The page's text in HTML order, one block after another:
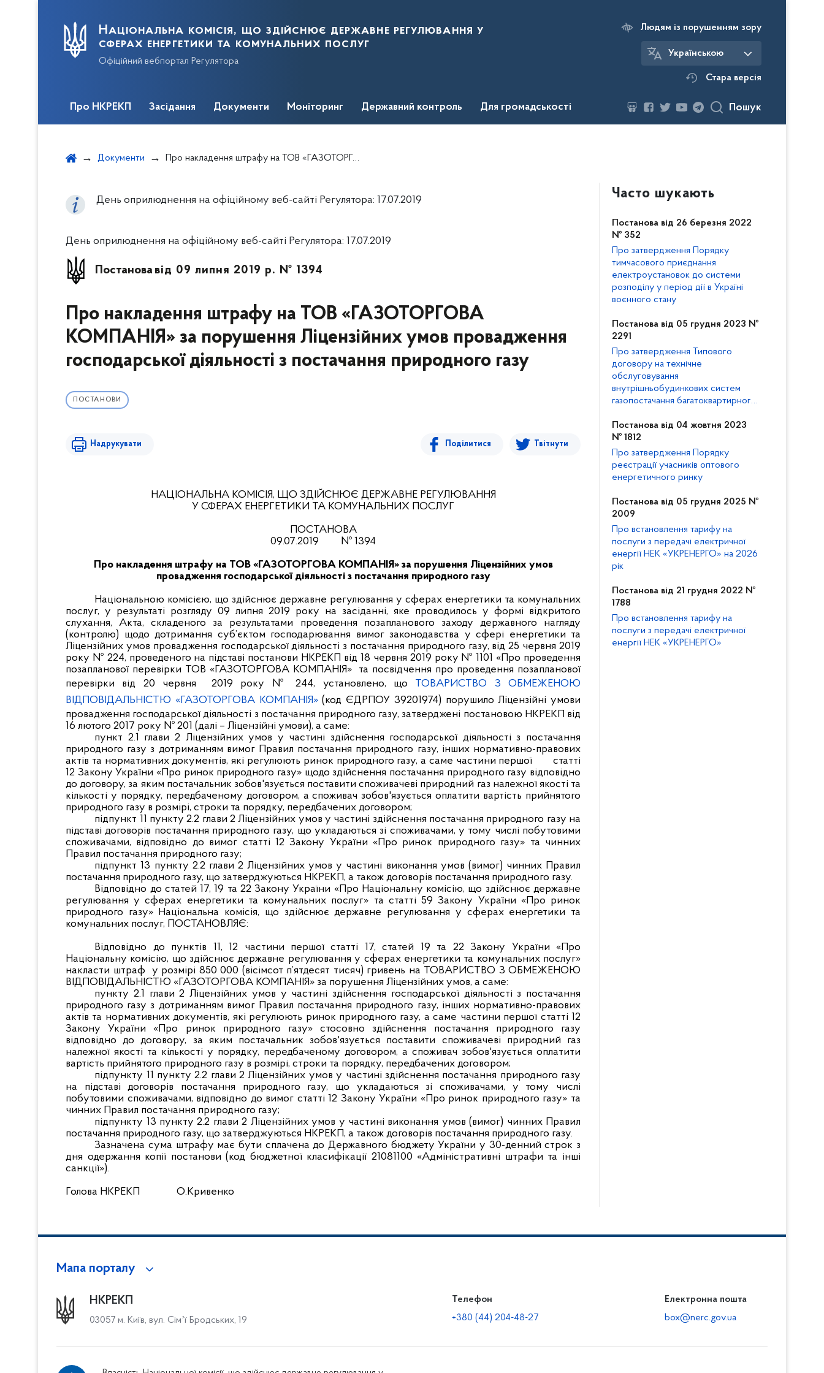
Національна комісія, що здійснює державне регулювання у
сферах енергетики та комунальних послуг
Офіційний вебпортал Регулятора
Людям із порушенням зору
Українською
Стара версія
Про НКРЕКП Засідання Документи Моніторинг Державний контроль Для громадськості Пошук
Документи Про накладення штрафу на ТОВ «ГАЗОТОРГОВА КОМПАНІЯ» за порушення Ліцензійних умов провадження господарської діяльності з постачання природного газу
День оприлюднення на офіційному веб-сайті Регулятора: 17.07.2019
День оприлюднення на офіційному веб-сайті Регулятора: 17.07.2019
Постанова від 09 липня 2019 р. № 1394
Про накладення штрафу на ТОВ «ГАЗОТОРГОВА
КОМПАНІЯ» за порушення Ліцензійних умов провадження
господарської діяльності з постачання природного газу
ПОСТАНОВИ
Надрукувати Поділитися Твітнути
НАЦІОНАЛЬНА КОМІСІЯ, ЩО ЗДІЙСНЮЄ ДЕРЖАВНЕ РЕГУЛЮВАННЯ
У СФЕРАХ ЕНЕРГЕТИКИ ТА КОМУНАЛЬНИХ ПОСЛУГ
ПОСТАНОВА
09.07.2019 № 1394
Про накладення штрафу на ТОВ «ГАЗОТОРГОВА КОМПАНІЯ» за порушення Ліцензійних умов
провадження господарської діяльності з постачання природного газу
Національною комісією, що здійснює державне регулювання у сферах енергетики та комунальних
послуг, у результаті розгляду 09 липня 2019 року на засіданні, яке проводилось у формі відкритого
слухання, Акта, складеного за результатами проведення позапланового заходу державного нагляду
(контролю) щодо дотримання суб’єктом господарювання вимог законодавства у сфері енергетики та
Ліцензійних умов провадження господарської діяльності з постачання природного газу, від 25 червня 2019
року № 224, проведеного на підставі постанови НКРЕКП від 18 червня 2019 року № 1101 «Про проведення
позапланової перевірки ТОВ «ГАЗОТОРГОВА КОМПАНІЯ» та посвідчення про проведення позапланової
перевірки від 20 червня 2019 року № 244, установлено, що ТОВАРИСТВО З ОБМЕЖЕНОЮ
ВІДПОВІДАЛЬНІСТЮ «ГАЗОТОРГОВА КОМПАНІЯ»(код ЄДРПОУ 39201974) порушило Ліцензійні умови
провадження господарської діяльності з постачання природного газу, затверджені постановою НКРЕКП від
16 лютого 2017 року № 201 (далі – Ліцензійні умови), а саме:
пункт 2.1 глави 2 Ліцензійних умов у частині здійснення господарської діяльності з постачання
природного газу з дотриманням вимог Правил постачання природного газу, інших нормативно-правових
актів та нормативних документів, які регулюють ринок природного газу, а саме частини першої статті
12 Закону України «Про ринок природного газу» щодо здійснення постачання природного газу відповідно
до договору, за яким постачальник зобов'язується поставити споживачеві природний газ належної якості та
кількості у порядку, передбаченому договором, а споживач зобов'язується оплатити вартість прийнятого
природного газу в розмірі, строки та порядку, передбачених договором;
підпункт 11 пункту 2.2 глави 2 Ліцензійних умов у частині здійснення постачання природного газу на
підставі договорів постачання природного газу, що укладаються зі споживачами, у тому числі побутовими
споживачами, відповідно до вимог статті 12 Закону України «Про ринок природного газу» та чинних
Правил постачання природного газу;
підпункт 13 пункту 2.2 глави 2 Ліцензійних умов у частині виконання умов (вимог) чинних Правил
постачання природного газу, що затверджуються НКРЕКП, а також договорів постачання природного газу.
Відповідно до статей 17, 19 та 22 Закону України «Про Національну комісію, що здійснює державне
регулювання у сферах енергетики та комунальних послуг» та статті 59 Закону України «Про ринок
природного газу» Національна комісія, що здійснює державне регулювання у сферах енергетики та
комунальних послуг, ПОСТАНОВЛЯЄ:
Відповідно до пунктів 11, 12 частини першої статті 17, статей 19 та 22 Закону України «Про
Національну комісію, що здійснює державне регулювання у сферах енергетики та комунальних послуг»
накласти штраф у розмірі 850 000 (вісімсот п’ятдесят тисяч) гривень на ТОВАРИСТВО З ОБМЕЖЕНОЮ
ВІДПОВІДАЛЬНІСТЮ «ГАЗОТОРГОВА КОМПАНІЯ» за порушення Ліцензійних умов, а саме:
пункту 2.1 глави 2 Ліцензійних умов у частині здійснення господарської діяльності з постачання
природного газу з дотриманням вимог Правил постачання природного газу, інших нормативно-правових
актів та нормативних документів, які регулюють ринок природного газу, а саме частини першої статті 12
Закону України «Про ринок природного газу» стосовно здійснення постачання природного газу
відповідно до договору, за яким постачальник зобов'язується поставити споживачеві природний газ
належної якості та кількості у порядку, передбаченому договором, а споживач зобов'язується оплатити
вартість прийнятого природного газу в розмірі, строки та порядку, передбачених договором;
підпункту 11 пункту 2.2 глави 2 Ліцензійних умов у частині здійснення постачання природного газу
на підставі договорів постачання природного газу, що укладаються зі споживачами, у тому числі
побутовими споживачами, відповідно до вимог статті 12 Закону України «Про ринок природного газу» та
чинних Правил постачання природного газу;
підпункту 13 пункту 2.2 глави 2 Ліцензійних умов у частині виконання умов (вимог) чинних Правил
постачання природного газу, що затверджуються НКРЕКП, а також договорів постачання природного газу.
Зазначена сума штрафу має бути сплачена до Державного бюджету України у 30-денний строк з
дня одержання копії постанови (код бюджетної класифікації 21081100 «Адміністративні штрафи та інші
санкції»).
Голова НКРЕКП
О.Кривенко
Часто шукають
Постанова від 26 березня 2022
№ 352
Про затвердження Порядку
тимчасового приєднання
електроустановок до системи
розподілу у період дії в Україні
воєнного стану
Постанова від 05 грудня 2023 №
2291
Про затвердження Типового
договору на технічне
обслуговування
внутрішньобудинкових систем
газопостачання багатоквартирного
Кодексу газорозподільних систем
Постанова від 04 жовтня 2023
№ 1812
Про затвердження Порядку
реєстрації учасників оптового
енергетичного ринку
Постанова від 05 грудня 2025 №
2009
Про встановлення тарифу на
послуги з передачі електричної
енергії НЕК «УКРЕНЕРГО» на 2026
рік
Постанова від 21 грудня 2022 №
1788
Про встановлення тарифу на
послуги з передачі електричної
енергії НЕК «УКРЕНЕРГО»
Мапа порталу
НКРЕКП
03057 м. Київ, вул. Сімʼї Бродських, 19
Телефон
+380 (44) 204-48-27
Електронна пошта
box@nerc.gov.ua